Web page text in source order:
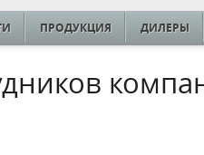
ПРОДУКЦИЯ ДИЛЕРЫ